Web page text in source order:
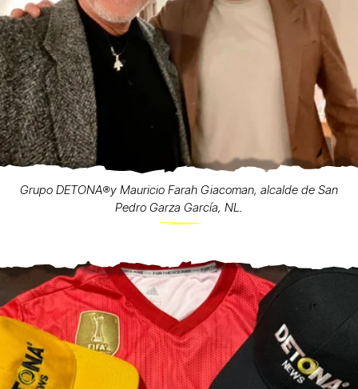
Grupo DETONA®️y Mauricio Farah Giacoman, alcalde de San
Pedro Garza García, NL.